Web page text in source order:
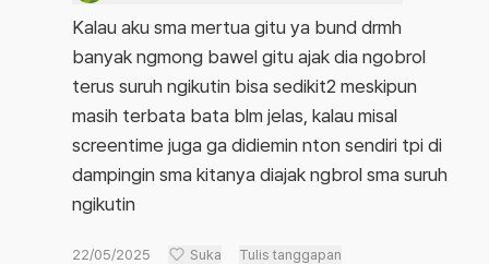
Kalau aku sma mertua gitu ya bund drmh
banyak ngmong bawel gitu ajak dia ngobrol
terus suruh ngikutin bisa sedikit2 meskipun
masih terbata bata blm jelas, kalau misal
screentime juga ga didiemin nton sendiri tpi di
dampingin sma kitanya diajak ngbrol sma suruh
ngikutin
22/05/2025 Suka Tulis tanggapan